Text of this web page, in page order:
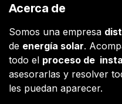
Acerca de
Somos una empresa
de energía solar.
todo el proceso de
asesorarlas y resolver
les puedan aparecer.